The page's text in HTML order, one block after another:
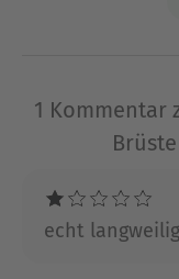
Horst Lichter,
Hoheneder
Comedy-Preis
1 Kommentar
echt